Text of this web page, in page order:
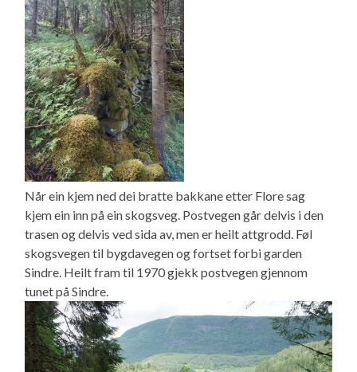
Når ein kjem ned dei bratte bakkane etter Flore sag
kjem ein inn på ein skogsveg. Postvegen går delvis i den
trasen og delvis ved sida av, men er heilt attgrodd. Føl
skogsvegen til bygdavegen og fortset forbi garden
Sindre. Heilt fram til 1970 gjekk postvegen gjennom
tunet på Sindre.